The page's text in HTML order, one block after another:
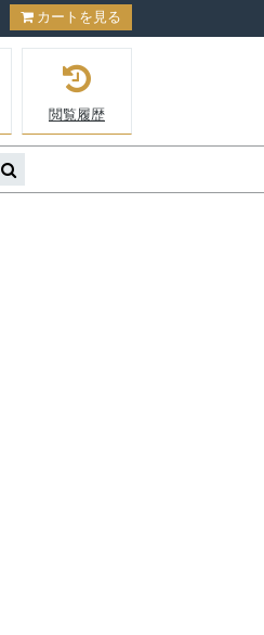
カートを見る
閲覧履歴